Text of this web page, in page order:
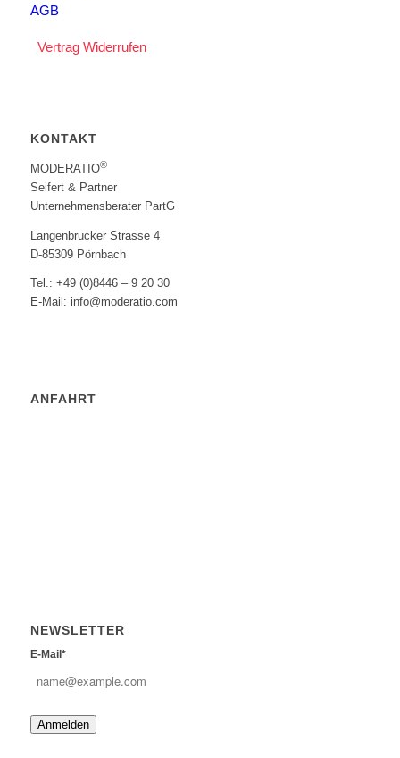
AGB
Vertrag Widerrufen
KONTAKT
MODERATIO®
Seifert & Partner
Unternehmensberater PartG
Langenbrucker Strasse 4
D-85309 Pörnbach
Tel.: +49 (0)8446 – 9 20 30
E-Mail: info@moderatio.com
ANFAHRT
NEWSLETTER
E-Mail*
Anmelden